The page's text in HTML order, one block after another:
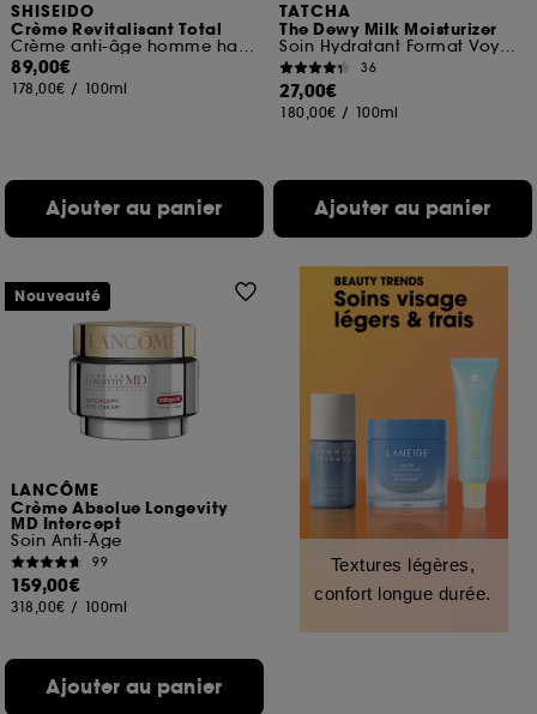
SHISEIDO
Crème Revitalisant Total
Crème anti-âge homme haute performance
89,00€
178,00€ / 100ml
Ajouter au panier
TATCHA
The Dewy Milk Moisturizer
Soin Hydratant Format Voyage
36
27,00€
180,00€ / 100ml
Ajouter au panier
LANCÔME
Crème Absolue Longevity
MD Intercept
Soin Anti-Âge
99
159,00€
318,00€ / 100ml
Ajouter au panier
Nouveauté
Textures légères,
confort longue durée.